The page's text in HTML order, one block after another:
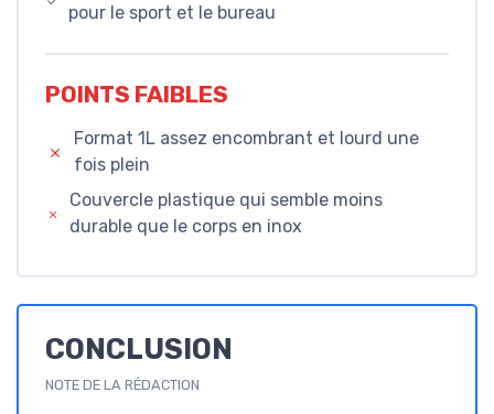
pour le sport et le bureau
POINTS FAIBLES
Format 1L assez encombrant et lourd une
fois plein
Couvercle plastique qui semble moins
durable que le corps en inox
CONCLUSION
NOTE DE LA RÉDACTION